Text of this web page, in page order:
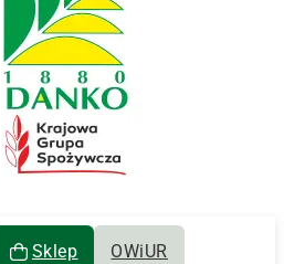
Sklep OWiUR